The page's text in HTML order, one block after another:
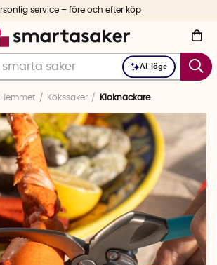
AI-läge
service – före och efter köp
Hemmet Kökssaker Kloknäckare